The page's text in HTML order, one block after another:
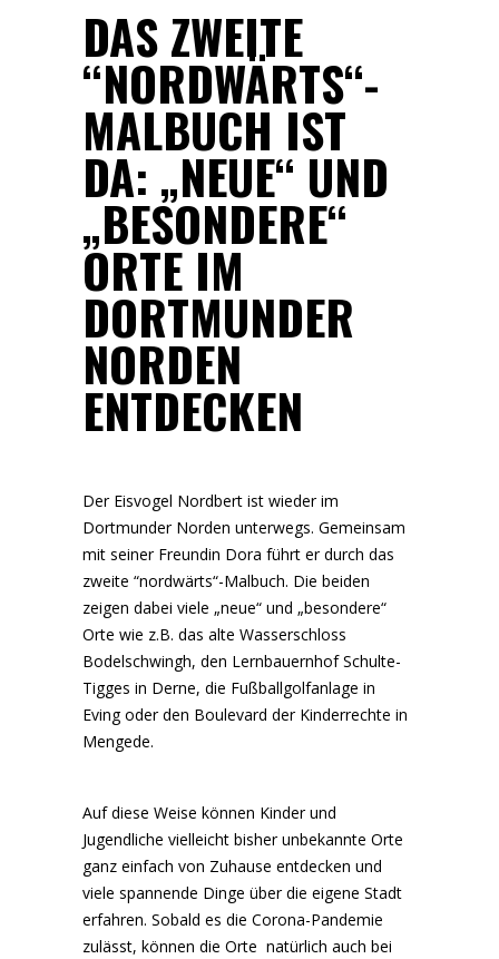
DAS ZWEITE
“NORDWÄRTS“-
MALBUCH IST
DA: „NEUE“ UND
„BESONDERE“
ORTE IM
DORTMUNDER
NORDEN
ENTDECKEN
Der Eisvogel Nordbert ist wieder im
Dortmunder Norden unterwegs. Gemeinsam
mit seiner Freundin Dora führt er durch das
zweite “nordwärts“-Malbuch. Die beiden
zeigen dabei viele „neue“ und „besondere“
Orte wie z.B. das alte Wasserschloss
Bodelschwingh, den Lernbauernhof Schulte-
Tigges in Derne, die Fußballgolfanlage in
Eving oder den Boulevard der Kinderrechte in
Mengede.
Auf diese Weise können Kinder und
Jugendliche vielleicht bisher unbekannte Orte
ganz einfach von Zuhause entdecken und
viele spannende Dinge über die eigene Stadt
erfahren. Sobald es die Corona-Pandemie
zulässt, können die Orte natürlich auch bei